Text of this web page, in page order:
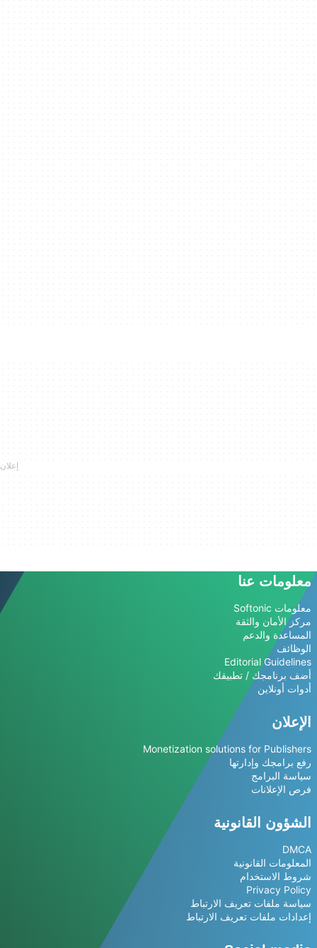
معلومات عنا
معلومات Softonic
مركز الأمان والثقة
المساعدة والدعم
الوظائف
Editorial Guidelines
أضف برنامجك / تطبيقك
أدوات أونلاين
الإعلان
Monetization solutions for Publishers
رفع برامجك وإدارتها
سياسة البرامج
فرص الإعلانات
الشؤون القانونية
DMCA
المعلومات القانونية
شروط الاستخدام
Privacy Policy
سياسة ملفات تعريف الارتباط
إعدادات ملفات تعريف الارتباط